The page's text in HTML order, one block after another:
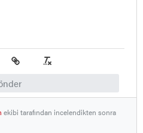
ekibi tarafından incelendikten sonra